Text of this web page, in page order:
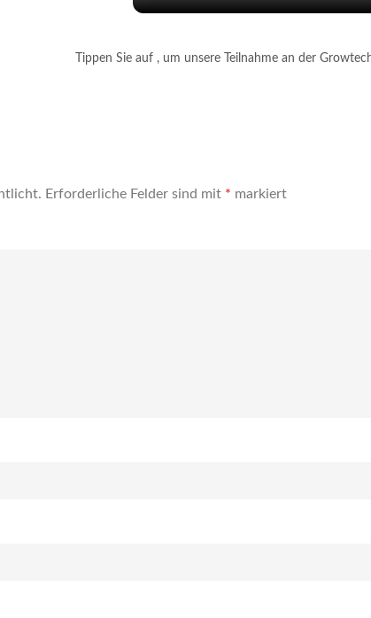
Tippen Sie auf , um unsere Teilnahme an der
Erforderliche Felder sind mit * markiert